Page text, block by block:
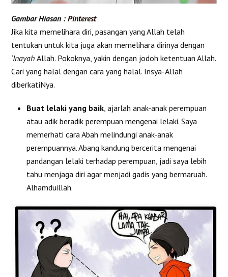
Gambar Hiasan :Pinterest
Jika kita memelihara diri, pasangan yang Allah telah
tentukan untuk kita juga akan memelihara dirinya dengan
‘InayahAllah. Pokoknya, yakin dengan jodoh ketentuan Allah.
Cari yang halal dengan cara yang halal. Insya-Allah
diberkatiNya.
Buat lelaki yang baik , ajarlah anak-anak perempuan
atau adik beradik perempuan mengenai lelaki. Saya
memerhati cara Abah melindungi anak-anak
perempuannya. Abang kandung bercerita mengenai
pandangan lelaki terhadap perempuan, jadi saya lebih
tahu menjaga diri agar menjadi gadis yang bermaruah.
Alhamduillah.